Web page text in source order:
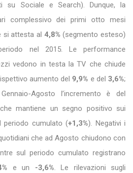
su Sociale e Search). Dunque, la
complessivo dei primi otto mesi
si attesta al 4,8% (segmento esteso)
nel 2015. Le performance
vedono in testa la TV che chiude
aumento del 9,9% e del 3,6%;
Agosto l’incremento è del
mantiene un segno positivo sui
periodo cumulato (+1,3%). Negativi i
che ad Agosto chiudono con
sul periodo cumulato registrano
e un -3,6%. Le rilevazioni sugli